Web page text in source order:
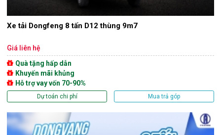
Xe tải Dongfeng 8 tấn D12 thùng 9m7
Giá liên hệ
Quà tặng hấp dẫn
Khuyến mãi khủng
Hỗ trợ vay vốn 70-90%
Dự toán chi phí Mua trả góp